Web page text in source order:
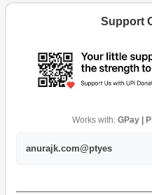
Support
Works with: GPay |
anurajk.com@ptyes